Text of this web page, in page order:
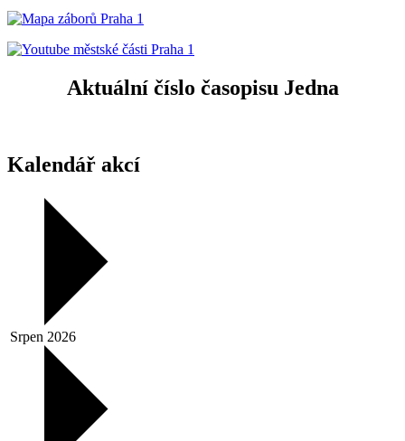
Aktuální číslo časopisu Jedna
Kalendář akcí
Srpen 2026